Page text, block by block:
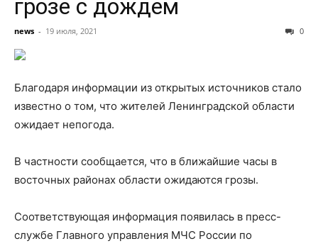
грозе с дождем
news - 19 июля, 2021 0
Благодаря информации из открытых источников стало
известно о том, что жителей Ленинградской области
ожидает непогода.
В частности сообщается, что в ближайшие часы в
восточных районах области ожидаются грозы.
Соответствующая информация появилась в пресс-
службе Главного управления МЧС России по